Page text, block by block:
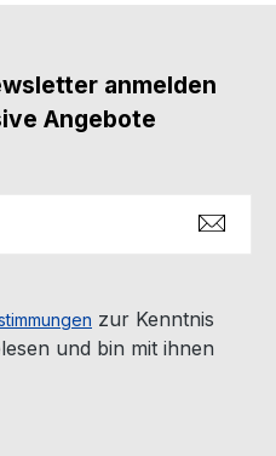
anmelden
Angebote
zur Kenntnis
und bin mit ihnen